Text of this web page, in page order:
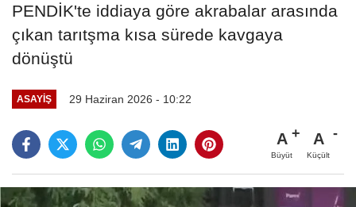
PENDİK'te iddiaya göre akrabalar arasında
çıkan tarıtşma kısa sürede kavgaya
dönüştü
ASAYIŞ 29 Haziran 2026 - 10:22
A
Büyüt
A
Küçült